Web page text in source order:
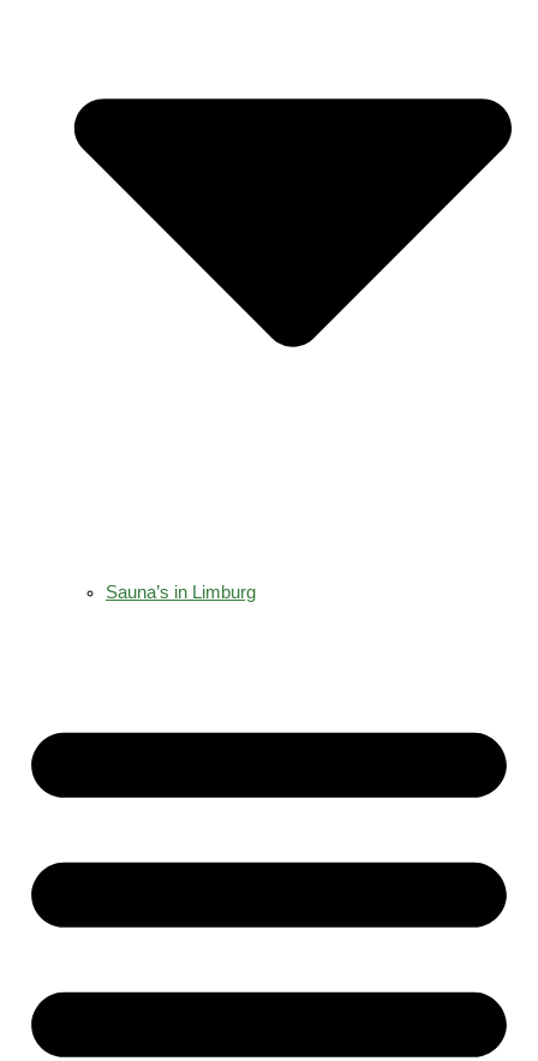
Sauna’s in Limburg